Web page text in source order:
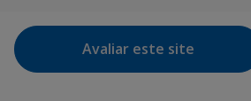
Avaliar este site